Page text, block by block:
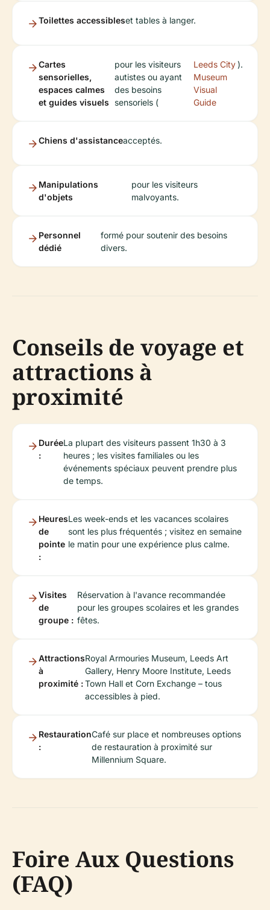
Toilettes accessibleset tables à langer.
Cartes
sensorielles,
espaces calmes
et guides visuels
pour les visiteurs
autistes ou ayant
des besoins
sensoriels (
Leeds City
Museum
Visual
Guide
).
Chiens d'assistanceacceptés.
Manipulations
d'objets
pour les visiteurs
malvoyants.
Personnel
dédié
formé pour soutenir des besoins
divers.
Conseils de voyage et
attractions à
proximité
Durée
:
La plupart des visiteurs passent 1h30 à 3
heures ; les visites familiales ou les
événements spéciaux peuvent prendre plus
de temps.
Heures
de
pointe
:
Les week-ends et les vacances scolaires
sont les plus fréquentés ; visitez en semaine
le matin pour une expérience plus calme.
Visites
de
groupe :
Réservation à l'avance recommandée
pour les groupes scolaires et les grandes
fêtes.
Attractions
à
proximité :
Royal Armouries Museum, Leeds Art
Gallery, Henry Moore Institute, Leeds
Town Hall et Corn Exchange – tous
accessibles à pied.
Restauration
:
Café sur place et nombreuses options
de restauration à proximité sur
Millennium Square.
Foire Aux Questions
(FAQ)